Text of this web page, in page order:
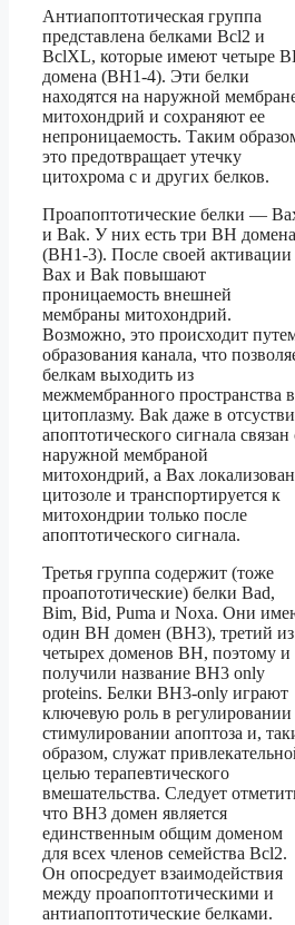
Антиапоптотическая группа
представлена белками Bcl2 и
BclXL, которые имеют четыре
домена (BH1-4). Эти белки
находятся на наружной
митохондрий и сохраняют ее
непроницаемость. Таким
это предотвращает утечку
цитохрома c и других белков.
Проапоптотические белки —
и Bak. У них есть три BH домена
(BH1-3). После своей активации
Bax и Bak повышают
проницаемость внешней
мембраны митохондрий.
Возможно, это происходит
образования канала, что
белкам выходить из
межмембранного пространства в
цитоплазму. Bak даже в
апоптотического сигнала связан
наружной мембраной
митохондрий, а Bах
цитозоле и транспортируется к
митохондрии только после
апоптотического сигнала.
Третья группа содержит (тоже
проапототические) белки Bad,
Bim, Bid, Puma и Noxa. Они
один BH домен (BH3), третий из
четырех доменов BH, поэтому и
получили название BH3 only
proteins. Белки BH3-only играют
ключевую роль в регулировании
стимулировании апоптоза и,
образом, служат
целью терапевтического
вмешательства. Следует
что BH3 домен является
единственным общим доменом
для всех членов семейства Bcl2.
Он опосредует взаимодействия
между проапоптотическими и
антиапоптотические белками.